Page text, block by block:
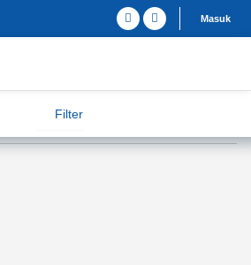
Masuk
Filter